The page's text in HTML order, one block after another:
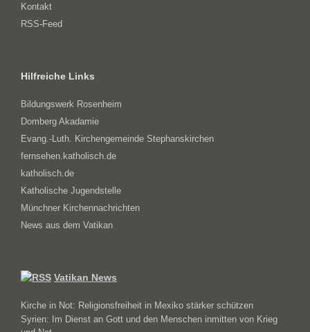
Kontakt
RSS-Feed
Hilfreiche Links
Bildungswerk Rosenheim
Domberg Akadamie
Evang.-Luth. Kirchengemeinde Stephanskirchen
fernsehen.katholisch.de
katholisch.de
Katholische Jugendstelle
Münchner Kirchennachrichten
News aus dem Vatikan
Vatikan News
Kirche in Not: Religionsfreiheit in Mexiko stärker schützen
Syrien: Im Dienst an Gott und den Menschen inmitten von Krieg